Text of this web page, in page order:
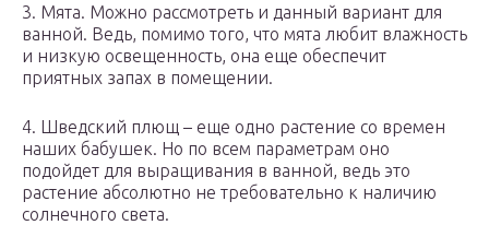
3. Мята. Можно рассмотреть и данный вариант для
ванной. Ведь, помимо того, что мята любит влажность
и низкую освещенность, она еще обеспечит
приятных запах в помещении.
4. Шведский плющ – еще одно растение со времен
наших бабушек. Но по всем параметрам оно
подойдет для выращивания в ванной, ведь это
растение абсолютно не требовательно к наличию
солнечного света.